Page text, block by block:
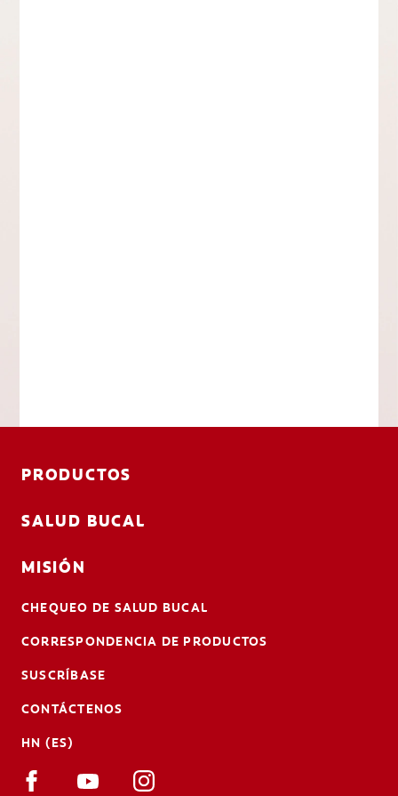
PRODUCTOS
SALUD BUCAL
MISIÓN
CHEQUEO DE SALUD BUCAL
CORRESPONDENCIA DE PRODUCTOS
SUSCRÍBASE
CONTÁCTENOS
HN (ES)